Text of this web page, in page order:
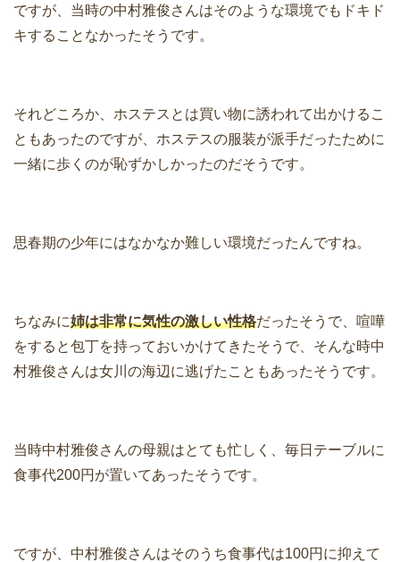
ですが、当時の中村雅俊さんはそのような環境でもドキド
キすることなかったそうです。
それどころか、ホステスとは買い物に誘われて出かけるこ
ともあったのですが、ホステスの服装が派手だったために
一緒に歩くのが恥ずかしかったのだそうです。
思春期の少年にはなかなか難しい環境だったんですね。
ちなみに姉は非常に気性の激しい性格だったそうで、喧嘩
をすると包丁を持っておいかけてきたそうで、そんな時中
村雅俊さんは女川の海辺に逃げたこともあったそうです。
当時中村雅俊さんの母親はとても忙しく、毎日テーブルに
食事代200円が置いてあったそうです。
ですが、中村雅俊さんはそのうち食事代は100円に抑えて